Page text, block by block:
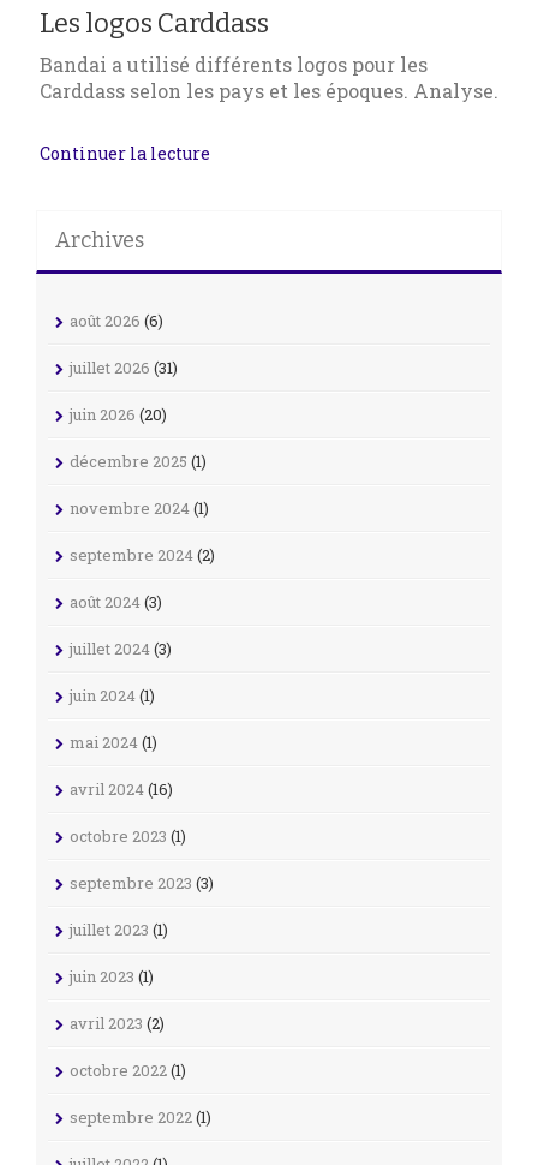
Les logos Carddass
Bandai a utilisé différents logos pour les
Carddass selon les pays et les époques. Analyse.
Continuer la lecture
Archives
août 2026 (6)
juillet 2026 (31)
juin 2026 (20)
décembre 2025 (1)
novembre 2024(1)
septembre 2024(2)
août 2024(3)
juillet 2024(3)
juin 2024(1)
mai 2024(1)
avril 2024(16)
octobre 2023 (1)
septembre 2023 (3)
juillet 2023 (1)
juin 2023 (1)
avril 2023 (2)
octobre 2022(1)
septembre 2022(1)